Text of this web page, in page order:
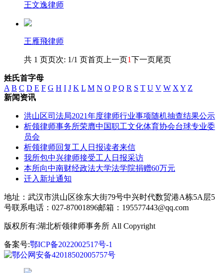
王文逸律师
王雁飛律师
共 1 页页次: 1/1 页首页 上一页1下一页尾页
姓氏首字母
A B C D E F G H I J K L M N O P Q R S T U V W X Y Z
新闻资讯
洪山区司法局2021年度律师行业事项随机抽查结果公示
析领律师事务所荣膺中国职工文化体育协会台球专业委
员会
析领律师回复工人日报读者来信
我所包中兴律师接受工人日报采访
本所向中南财经政法大学法学院捐赠60万元
迁入新址通知
地址：武汉市洪山区徐东大街79号中兴时代数贸港A栋5A层5
号联系电话：027-87001896邮箱：195577443@qq.com
版权所有:湖北析领律师事务所 All Copyright
备案号:鄂ICP备2022002517号-1
鄂公网安备42018502005757号